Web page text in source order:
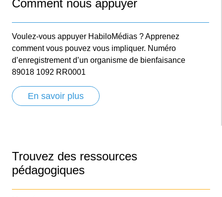
Comment nous appuyer
Voulez-vous appuyer HabiloMédias ? Apprenez
comment vous pouvez vous impliquer. Numéro
d’enregistrement d’un organisme de bienfaisance
89018 1092 RR0001
En savoir plus
Trouvez des ressources
pédagogiques